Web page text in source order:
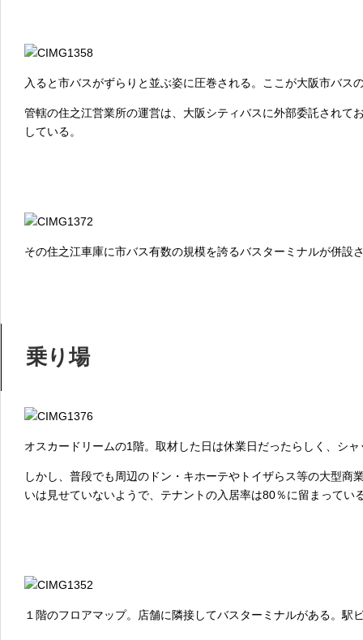
入ると市バスがずらりと並ぶ姿に圧巻される。ここが大阪市バス
管轄の住之江営業所の運営は、大阪シティバスに外部委託されて
している。
その住之江車庫に市バス有数の規模を誇るバスターミナルが併設
乗り場
オスカードリームの1階。取材した日は休業日だったらしく、シ
しかし、普段でも周辺のドン・キホーテやトイザらス等の大型商
いは見せていないようで、テナントの入居率は80％に留まってい
１階のフロアマップ。店舗に隣接してバスターミナルがある。駅